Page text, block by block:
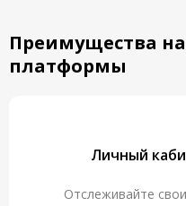
Преимущества
платформы
Личный
Отслеживайте